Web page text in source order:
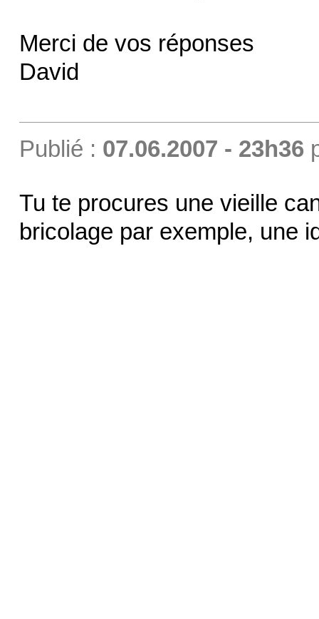
Merci de vos réponses
David
Publié : 07.06.2007 - 23h36
Tu te procures une vieille
bricolage par exemple, une